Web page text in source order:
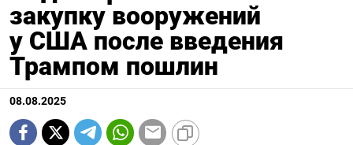
закупку вооружений
у США после введения
Трампом пошлин
08.08.2025